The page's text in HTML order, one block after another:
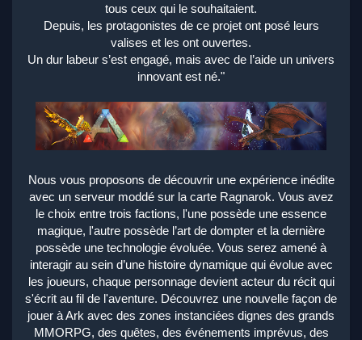
tous ceux qui le souhaitaient.
Depuis, les protagonistes de ce projet ont posé leurs
valises et les ont ouvertes.
Un dur labeur s’est engagé, mais avec de l’aide un univers
innovant est né."
Nous vous proposons de découvrir une expérience inédite
avec un serveur moddé sur la carte Ragnarok. Vous avez
le choix entre trois factions, l'une possède une essence
magique, l'autre possède l’art de dompter et la dernière
possède une technologie évoluée. Vous serez amené à
interagir au sein d’une histoire dynamique qui évolue avec
les joueurs, chaque personnage devient acteur du récit qui
s'écrit au fil de l'aventure. Découvrez une nouvelle façon de
jouer à Ark avec des zones instanciées dignes des grands
MMORPG, des quêtes, des événements imprévus, des